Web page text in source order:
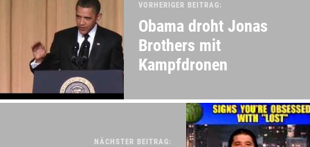
VORHERIGER BEITRAG:
Obama droht Jonas
Brothers mit
Kampfdronen
NÄCHSTER BEITRAG: